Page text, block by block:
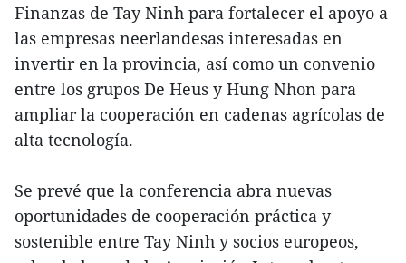
Finanzas de Tay Ninh para fortalecer el apoyo a
las empresas neerlandesas interesadas en
invertir en la provincia, así como un convenio
entre los grupos De Heus y Hung Nhon para
ampliar la cooperación en cadenas agrícolas de
alta tecnología.
Se prevé que la conferencia abra nuevas
oportunidades de cooperación práctica y
sostenible entre Tay Ninh y socios europeos,